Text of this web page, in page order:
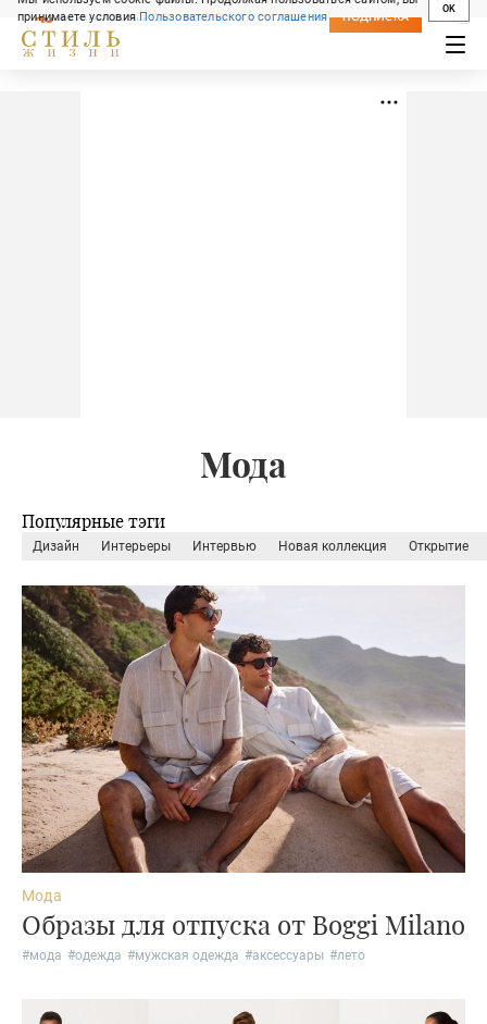
принимаете условияПользовательского соглашения
OK
СВЕЖИЙ НОМЕР
ПОДПИСКА
Мода
Популярные тэги
дизайн интерьеры интервью новая коллекция открытие
Мода
Образы для отпуска от Boggi Milano
#мода #одежда #мужская одежда #аксессуары #лето